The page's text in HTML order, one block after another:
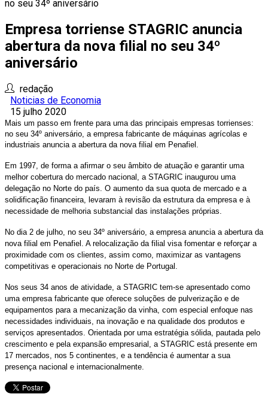
Empresa torriense STAGRIC anuncia
abertura da nova filial no seu 34º
aniversário
redação
Noticias de Economia
15 julho 2020
Mais um passo em frente para uma das principais empresas torrienses:
no seu 34º aniversário, a empresa fabricante de máquinas agrícolas e
industriais anuncia a abertura da nova filial em Penafiel.
Em 1997, de forma a afirmar o seu âmbito de atuação e garantir uma
melhor cobertura do mercado nacional, a STAGRIC inaugurou uma
delegação no Norte do país. O aumento da sua quota de mercado e a
solidificação financeira, levaram à revisão da estrutura da empresa e à
necessidade de melhoria substancial das instalações próprias.
No dia 2 de julho, no seu 34º aniversário, a empresa anuncia a abertura da
nova filial em Penafiel. A relocalização da filial visa fomentar e reforçar a
proximidade com os clientes, assim como, maximizar as vantagens
competitivas e operacionais no Norte de Portugal.
Nos seus 34 anos de atividade, a STAGRIC tem-se apresentado como
uma empresa fabricante que oferece soluções de pulverização e de
equipamentos para a mecanização da vinha, com especial enfoque nas
necessidades individuais, na inovação e na qualidade dos produtos e
serviços apresentados. Orientada por uma estratégia sólida, pautada pelo
crescimento e pela expansão empresarial, a STAGRIC está presente em
17 mercados, nos 5 continentes, e a tendência é aumentar a sua
presença nacional e internacionalmente.